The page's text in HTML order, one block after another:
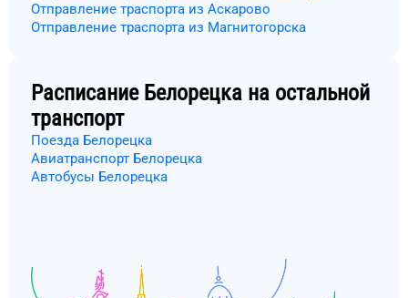
Отправление траспорта из Аскарово
Отправление траспорта из Магнитогорска
Расписание Белорецка на остальной
транспорт
Поезда Белорецка
Авиатранспорт Белорецка
Автобусы Белорецка